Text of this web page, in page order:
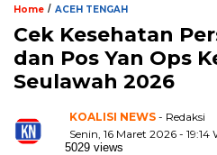
Home / ACEH TENGAH
Cek Kesehatan
dan Pos Yan Ops
Seulawah 2026
KOALISI NEWS - Redaksi
Senin, 16 Maret 2026 - 19:14
5029 views